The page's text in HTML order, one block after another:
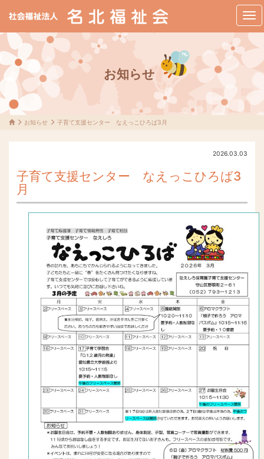
メ
ニ
ュ
ー
お知らせ
お知らせ 子育て支援センター なえっこひろば3月
2026.03.03
子育て支援センター なえっこひろば3
月